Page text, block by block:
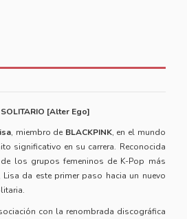
[Alter Ego]
, miembro de BLACKPINK, en el mundo
significativo en su carrera. Reconocida
los grupos femeninos de K-Pop más
da este primer paso hacia un nuevo
con la renombrada discográfica